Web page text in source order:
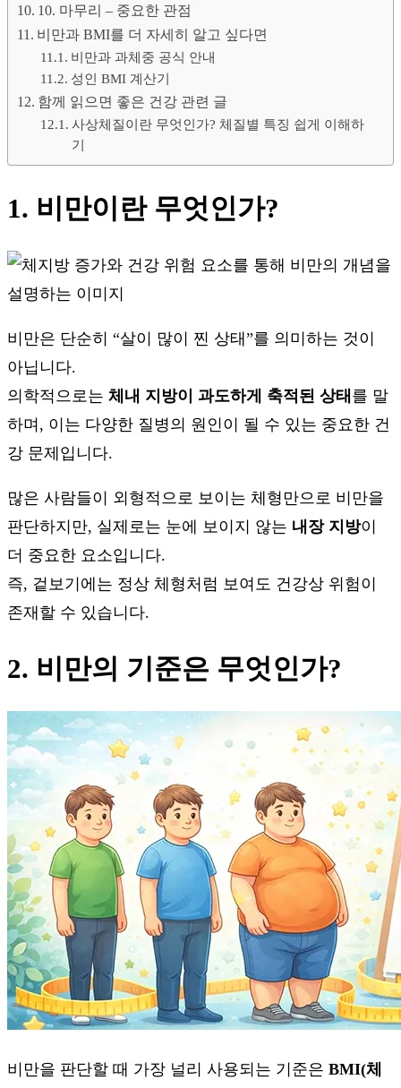
10. 마무리 – 중요한 관점
비만과 BMI를 더 자세히 알고 싶다면
비만과 과체중 공식 안내
성인 BMI 계산기
함께 읽으면 좋은 건강 관련 글
사상체질이란 무엇인가? 체질별 특징 쉽게 이해하
기
1. 비만이란 무엇인가?
비만은 단순히 “살이 많이 찐 상태”를 의미하는 것이
아닙니다.
의학적으로는 체내 지방이 과도하게 축적된 상태 를 말
하며, 이는 다양한 질병의 원인이 될 수 있는 중요한 건
강 문제입니다.
많은 사람들이 외형적으로 보이는 체형만으로 비만을
판단하지만, 실제로는 눈에 보이지 않는 내장 지방이
더 중요한 요소입니다.
즉, 겉보기에는 정상 체형처럼 보여도 건강상 위험이
존재할 수 있습니다.
2. 비만의 기준은 무엇인가?
비만을 판단할 때 가장 널리 사용되는 기준은 BMI(체